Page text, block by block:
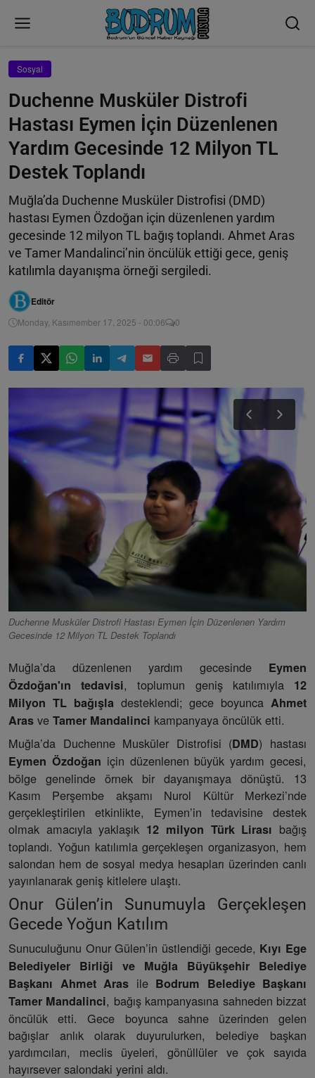
Sosyal
Duchenne Musküler Distrofi
Hastası Eymen İçin Düzenlenen
Yardım Gecesinde 12 Milyon TL
Destek Toplandı
Muğla’da Duchenne Musküler Distrofisi (DMD)
hastası Eymen Özdoğan için düzenlenen yardım
gecesinde 12 milyon TL bağış toplandı. Ahmet Aras
ve Tamer Mandalinci’nin öncülük ettiği gece, geniş
katılımla dayanışma örneği sergiledi.
Editör
Monday, Kasımember 17, 2025 - 00:06 0
Duchenne Musküler Distrofi Hastası Eymen İçin Düzenlenen Yardım
Gecesinde 12 Milyon TL Destek Toplandı
Muğla’da düzenlenen yardım gecesinde Eymen
Özdoğan'ın tedavisi, toplumun geniş katılımıyla 12
Milyon TL bağışladesteklendi; gece boyuncaAhmet
Aras ve Tamer Mandalinci kampanyaya öncülük etti.
Muğla’da Duchenne Musküler Distrofisi (DMD) hastası
Eymen Özdoğan için düzenlenen büyük yardım gecesi,
bölge genelinde örnek bir dayanışmaya dönüştü. 13
Kasım Perşembe akşamı Nurol Kültür Merkezi’nde
gerçekleştirilen etkinlikte, Eymen’in tedavisine destek
olmak amacıyla yaklaşık 12 milyon Türk Lirası bağış
toplandı. Yoğun katılımla gerçekleşen organizasyon, hem
salondan hem de sosyal medya hesapları üzerinden canlı
yayınlanarak geniş kitlelere ulaştı.
Onur Gülen’in Sunumuyla Gerçekleşen
Gecede Yoğun Katılım
Sunuculuğunu Onur Gülen’in üstlendiği gecede, Kıyı Ege
Belediyeler Birliği ve Muğla Büyükşehir Belediye
Başkanı Ahmet Aras ile Bodrum Belediye Başkanı
Tamer Mandalinci, bağış kampanyasına sahneden bizzat
öncülük etti. Gece boyunca sahne üzerinden gelen
bağışlar anlık olarak duyurulurken, belediye başkan
yardımcıları, meclis üyeleri, gönüllüler ve çok sayıda
hayırsever salondaki yerini aldı.